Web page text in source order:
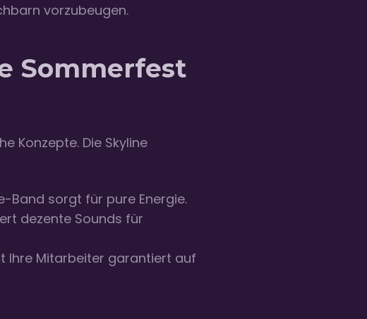
vorzubeugen.
Sommerfest
Konzepte. Die Skyline
Band sorgt für pure Energie.
dezente Sounds für
Ihre Mitarbeiter garantiert auf